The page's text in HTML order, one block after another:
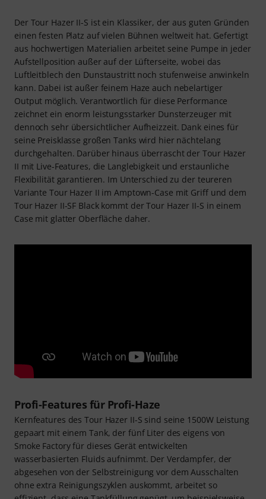
Der Tour Hazer II-S ist ein Klassiker, der aus guten Gründen
einen festen Platz auf vielen Bühnen weltweit hat. Gefertigt
aus hochwertigen Materialien arbeitet seine Pumpe in jeder
Aufstellposition außer auf der Lüfterseite, wobei das
Luftleitblech den Dunstaustritt noch stufenweise anwinkeln
kann. Dabei ist außer feinem Haze auch nebelartiger
Output möglich. Verantwortlich für diese Performance
zeichnet ein enorm leistungsstarker Dunsterzeuger mit
dennoch sehr übersichtlicher Aufheizzeit. Dank eines für
seine Preisklasse großen Tanks wird hier nächtelang
durchgehalten. Darüber hinaus überrascht der Tour Hazer
II mit Live-Features, die Langlebigkeit und erstaunliche
Flexibilität garantieren. Im Unterschied zu der teureren
Variante Tour Hazer II im Amptown-Case mit Griff und dem
Tour Hazer II-SF Black kommt der Tour Hazer II-S in einem
Case mit glatter Oberfläche daher.
Profi-Features für Profi-Haze
Kernfeatures des Tour Hazer II-S sind seine 1500W Leistung
gepaart mit einem Tank, der fünf Liter des eigens von
Smoke Factory für dieses Gerät entwickelten
wasserbasierten Fluids aufnimmt. Der Verdampfer, der
abgesehen von der Selbstreinigung vor dem Ausschalten
ohne extra Reinigungszyklen auskommt, arbeitet so